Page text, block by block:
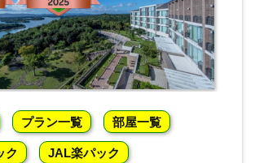
プラン一覧 部屋一覧
ク JAL楽パック